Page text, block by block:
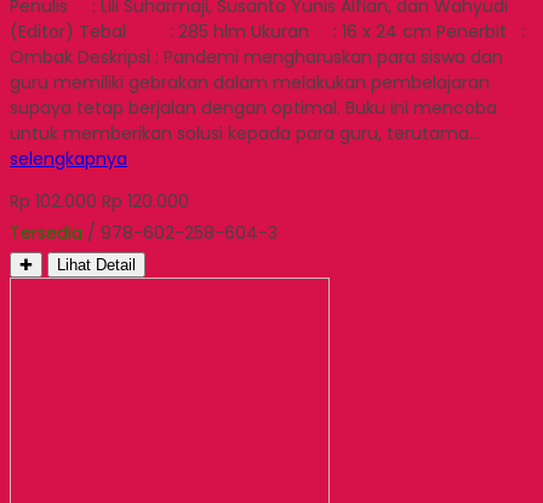
Penulis : Lili Suharmaji, Susanto Yunis Alfian, dan Wahyudi
(Editor) Tebal : 285 hlm Ukuran : 16 x 24 cm Penerbit :
Ombak Deskripsi : Pandemi mengharuskan para siswa dan
guru memiliki gebrakan dalam melakukan pembelajaran
supaya tetap berjalan dengan optimal. Buku ini mencoba
untuk memberikan solusi kepada para guru, terutama…
selengkapnya
Rp 102.000 Rp 120.000
Tersedia / 978-602-258-604-3
✚ Lihat Detail